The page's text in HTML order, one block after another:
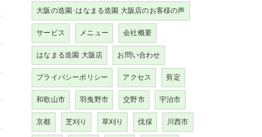
大阪の造園･はなまる造園 大阪店のお客様の声
サービス メニュー 会社概要
はなまる造園 大阪店 お問い合わせ
プライバシーポリシー アクセス 剪定
和歌山市 羽曳野市 交野市 宇治市
京都 芝刈り 草刈り 伐採 川西市